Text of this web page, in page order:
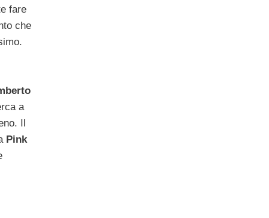
fare
che
a
Il
Pink